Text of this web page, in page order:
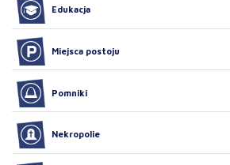
Edukacja
Miejsca postoju
Pomniki
Nekropolie